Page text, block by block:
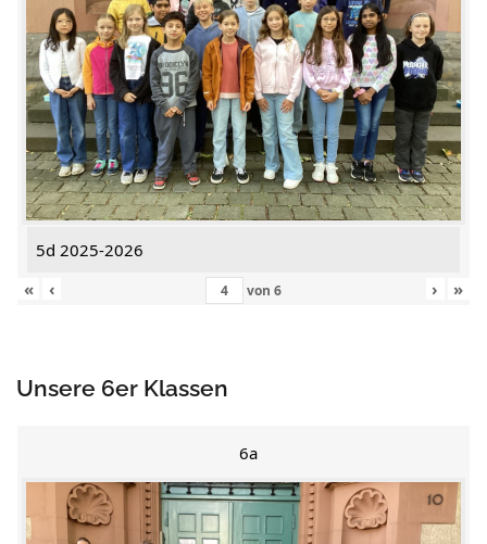
5d 2025-2026
«
‹ von 6 › »
Unsere 6er Klassen
6a